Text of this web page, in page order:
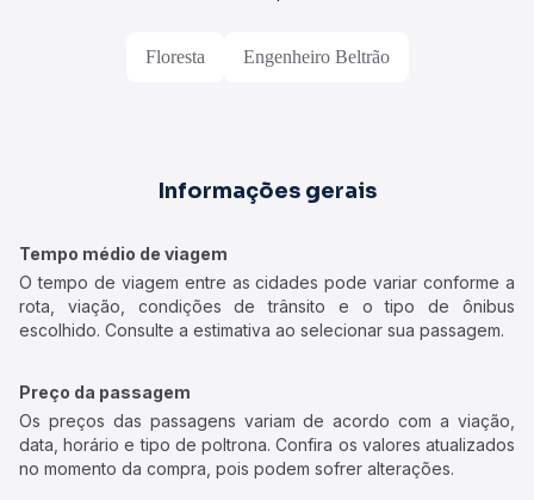
Floresta Engenheiro Beltrão
Informações gerais
Tempo médio de viagem
O tempo de viagem entre as cidades pode variar conforme a
rota, viação, condições de trânsito e o tipo de ônibus
escolhido. Consulte a estimativa ao selecionar sua passagem.
Preço da passagem
Os preços das passagens variam de acordo com a viação,
data, horário e tipo de poltrona. Confira os valores atualizados
no momento da compra, pois podem sofrer alterações.